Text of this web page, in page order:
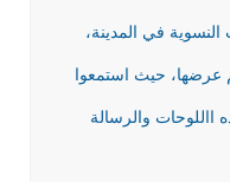
في المدينة،
عرضها، حيث استمعوا
االلوحات والرسالة